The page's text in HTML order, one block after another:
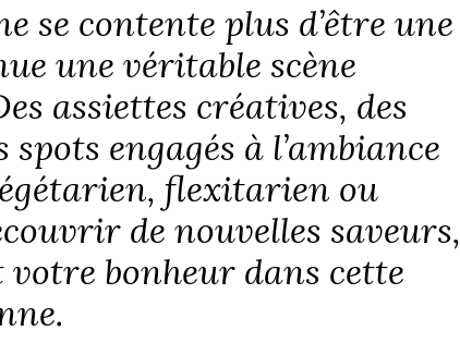
se contente plus d’être une
une véritable scène
assiettes créatives, des
engagés à l’ambiance
flexitarien ou
de nouvelles saveurs,
bonheur dans cette